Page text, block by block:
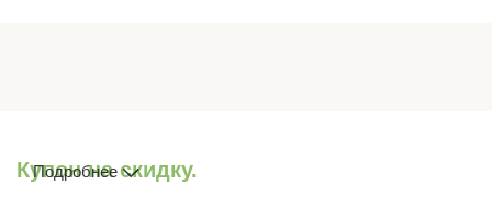
Купон на скидку.
Подробнее